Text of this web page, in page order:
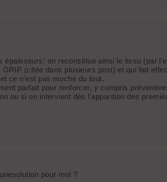
on reconstitue ainsi le tissu (par
(citée dans plusieurs post) et qui fait
ce n'est pas moche du tout.
parfait pour renforcer, y compris
ou si on intervient dès l'apparition des
pour moi ?